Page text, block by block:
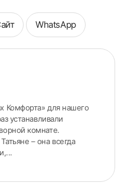
WhatsApp
Комфорта» для нашего
устанавливали
комнате.
– она всегда